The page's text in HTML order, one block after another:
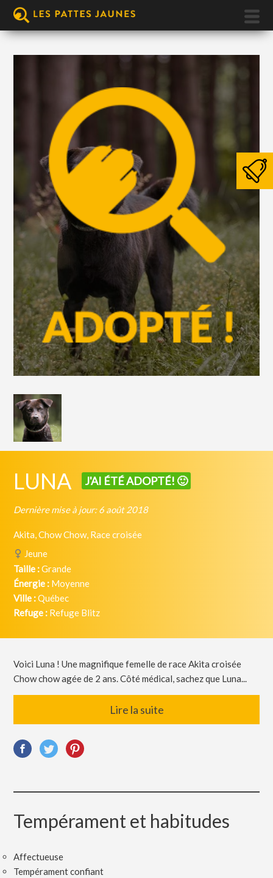
LUNA J'AI ÉTÉ ADOPTÉ! 🙂
Dernière mise à jour: 6 août 2018
Akita, Chow Chow, Race croisée
Jeune
Taille :Grande
Énergie : Moyenne
Ville :Québec
Refuge : Refuge Blitz
Voici Luna ! Une magnifique femelle de race Akita croisée
Chow chow agée de 2 ans. Côté médical, sachez que Luna...
Lire la suite
Tempérament et habitudes
Affectueuse
Tempérament confiant